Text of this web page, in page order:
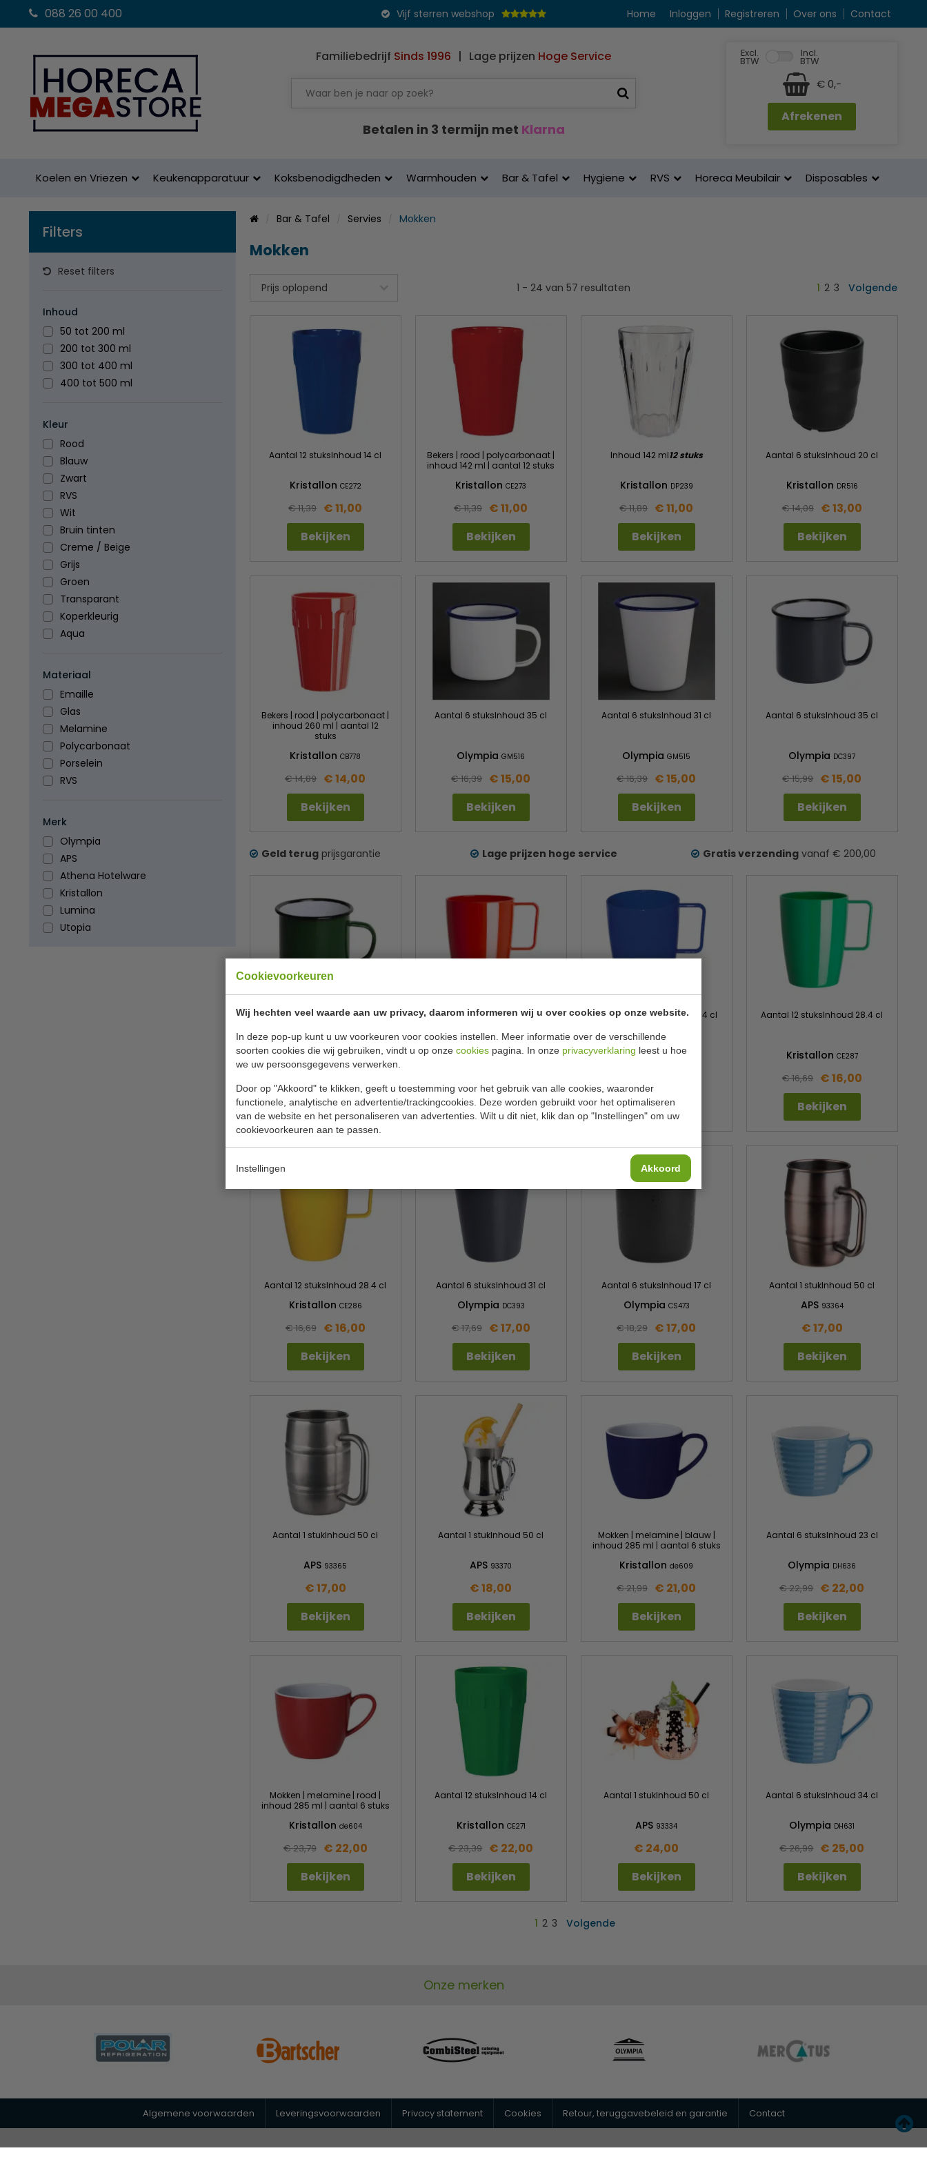
Cookievoorkeuren
Wij hechten veel waarde aan uw privacy, daarom informeren wij u over cookies op onze website.
In deze pop-up kunt u uw voorkeuren voor cookies instellen. Meer informatie over de verschillende
soorten cookies die wij gebruiken, vindt u op onze cookies pagina. In onze privacyverklaring leest u hoe
we uw persoonsgegevens verwerken.
Door op "Akkoord" te klikken, geeft u toestemming voor het gebruik van alle cookies, waaronder
functionele, analytische en advertentie/trackingcookies. Deze worden gebruikt voor het optimaliseren
van de website en het personaliseren van advertenties. Wilt u dit niet, klik dan op "Instellingen" om uw
cookievoorkeuren aan te passen.
Instellingen Akkoord
088 26 00 400 Vijf sterren webshop Home Inloggen Registreren Over ons Contact
Familiebedrijf Sinds 1996 | Lage prijzen Hoge Service
Betalen in 3 termijn met Klarna
Excl.
BTW
Incl.
BTW
€ 0,-
Afrekenen
Koelen en Vriezen Keukenapparatuur Koksbenodigdheden Warmhouden Bar & Tafel Hygiene RVS Horeca Meubilair Disposables
Filters
Reset filters
Inhoud
50 tot 200 ml
200 tot 300 ml
300 tot 400 ml
400 tot 500 ml
Kleur
Rood
Blauw
Zwart
RVS
Wit
Bruin tinten
Creme / Beige
Grijs
Groen
Transparant
Koperkleurig
Aqua
Materiaal
Emaille
Glas
Melamine
Polycarbonaat
Porselein
RVS
Merk
Olympia
APS
Athena Hotelware
Kristallon
Lumina
Utopia
Bar & Tafel Servies Mokken
Mokken
1 - 24 van 57 resultaten 1 2 3 Volgende
Aantal 12 stuksInhoud 14 cl
Kristallon CE272
€ 11,39 € 11,00
Bekijken
Bekers | rood | polycarbonaat |
inhoud 142 ml | aantal 12 stuks
KristallonCE273
€ 11,39 € 11,00
Bekijken
Inhoud 142 ml12 stuks
Kristallon DP239
€ 11,89 € 11,00
Bekijken
Aantal 6 stuksInhoud 20 cl
Kristallon DR516
€ 14,09 € 13,00
Bekijken
Bekers | rood | polycarbonaat |
inhoud 260 ml | aantal 12
stuks
KristallonCB778
€ 14,89 € 14,00
Bekijken
Aantal 6 stuksInhoud 35 cl
OlympiaGM516
€ 16,39 € 15,00
Bekijken
Aantal 6 stuksInhoud 31 cl
OlympiaGM515
€ 16,39 € 15,00
Bekijken
Aantal 6 stuksInhoud 35 cl
Olympia DC397
€ 15,99 € 15,00
Bekijken
Aantal 6 stuksInhoud 35 cl
Olympia DC396
Bekijken
Bekers | rood | polycarbonaat |
stuks
KristallonCE289
Bekijken
Aantal 12 stuksInhoud 28.4 cl
Kristallon CE288
Bekijken
Aantal 12 stuksInhoud 28.4 cl
Kristallon CE287
€ 16,69 € 16,00
Bekijken
Aantal 12 stuksInhoud 28.4 cl
Kristallon CE286
€ 16,69 € 16,00
Bekijken
Aantal 6 stuksInhoud 31 cl
Olympia DC393
€ 17,69 € 17,00
Bekijken
Aantal 6 stuksInhoud 17 cl
Olympia CS473
€ 18,29 € 17,00
Bekijken
Aantal 1 stukInhoud 50 cl
APS 93364
€ 17,00
Bekijken
Aantal 1 stukInhoud 50 cl
APS 93365
€ 17,00
Bekijken
Aantal 1 stukInhoud 50 cl
APS 93370
€ 18,00
Bekijken
Mokken | melamine | blauw |
inhoud 285 ml | aantal 6 stuks
Kristallonde609
€ 21,99 € 21,00
Bekijken
Aantal 6 stuksInhoud 23 cl
Olympia DH636
€ 22,99 € 22,00
Bekijken
Mokken | melamine | rood |
inhoud 285 ml | aantal 6 stuks
Kristallon de604
€ 23,79 € 22,00
Bekijken
Aantal 12 stuksInhoud 14 cl
Kristallon CE271
€ 23,39 € 22,00
Bekijken
Aantal 1 stukInhoud 50 cl
APS 93334
€ 24,00
Bekijken
Aantal 6 stuksInhoud 34 cl
Olympia DH631
€ 26,99 € 25,00
Bekijken
Geld terugprijsgarantie Lage prijzen hoge service Gratis verzendingvanaf € 200,00
1 2 3 Volgende
Onze merken
Algemene voorwaarden Leveringsvoorwaarden Privacy statement Cookies Retour, teruggavebeleid en garantie Contact